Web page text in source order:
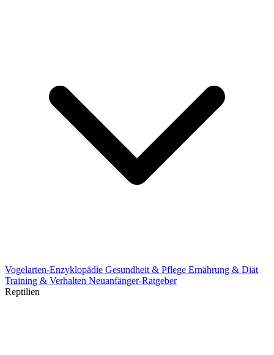
Vogelarten-Enzyklopädie Gesundheit & Pflege Ernährung & Diät
Training & Verhalten Neuanfänger-Ratgeber
Reptilien